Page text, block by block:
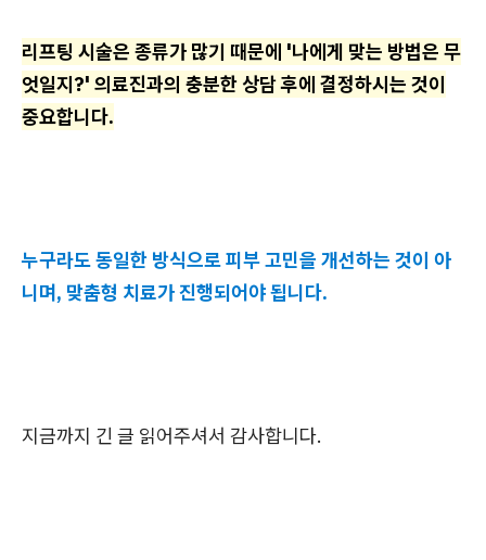
리프팅 시술은 종류가 많기 때문에 '나에게 맞는 방법은 무
엇일지?' 의료진과의 충분한 상담 후에 결정하시는 것이
중요합니다.
누구라도 동일한 방식으로 피부 고민을 개선하는 것이 아
니며, 맞춤형 치료가 진행되어야 됩니다.
지금까지 긴 글 읽어주셔서 감사합니다.